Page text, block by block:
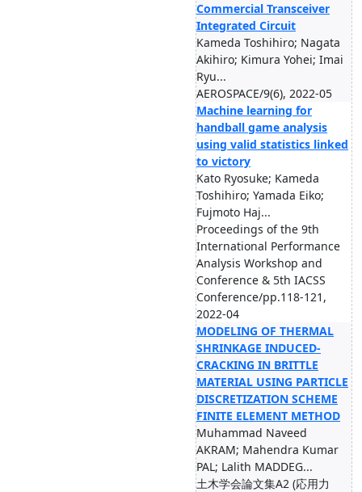
Commercial Transceiver
Integrated Circuit
Kameda Toshihiro; Nagata
Akihiro; Kimura Yohei; Imai
Ryu...
AEROSPACE/9(6), 2022-05
Machine learning for
handball game analysis
using valid statistics linked
to victory
Kato Ryosuke; Kameda
Toshihiro; Yamada Eiko;
Fujmoto Haj...
Proceedings of the 9th
International Performance
Analysis Workshop and
Conference & 5th IACSS
Conference/pp.118-121,
2022-04
MODELING OF THERMAL
SHRINKAGE INDUCED-
CRACKING IN BRITTLE
MATERIAL USING PARTICLE
DISCRETIZATION SCHEME
FINITE ELEMENT METHOD
Muhammad Naveed
AKRAM; Mahendra Kumar
PAL; Lalith MADDEG...
土木学会論文集A2 (応用力